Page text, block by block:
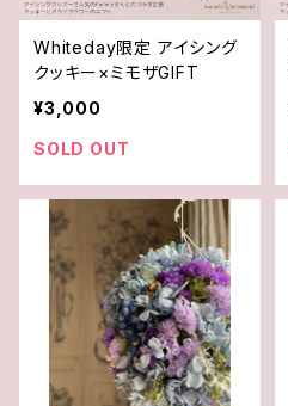
Whiteday限定 アイシング
クッキー×ミモザGIFT
¥3,000
SOLD OUT